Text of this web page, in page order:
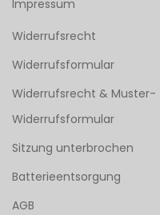
Impressum
Widerrufsrecht
Widerrufsformular
Widerrufsrecht & Muster-
Widerrufsformular
Sitzung unterbrochen
Batterieentsorgung
AGB